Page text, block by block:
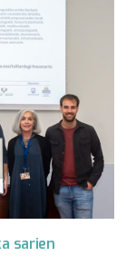
sarien